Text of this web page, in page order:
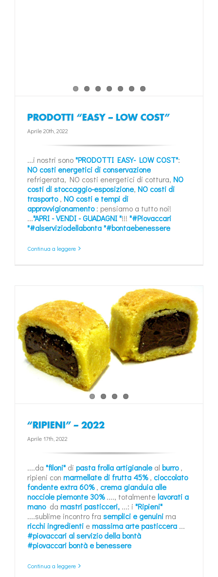
PRODOTTI “EASY – LOW COST”
Aprile 20th, 2022
...i nostri sono"PRODOTTI EASY- LOW COST":
NO costi energetici di conservazione
refrigerata, NO costi energetici di cottura, NO
costi di stoccaggio-esposizione, NO costi di
trasporto, NO costi e tempi di
approvvigionamento: pensiamo a tutto noi!
..."APRI - VENDI - GUADAGNI "!!! "#Piovaccari
"#alserviziodellabonta"#bontaebenessere
Continua a leggere
“RIPIENI” – 2022
Aprile 17th, 2022
....da "filoni" di pasta frolla artigianale al burro,
ripieni con marmellate di frutta 45%, cioccolato
fondente extra 60%, crema gianduia alle
nocciole piemonte 30%...., totalmentelavorati a
manoda mastri pasticceri, ...: i "Ripieni"
....sublime incontro fra semplici e genuini ma
ricchi ingredienti emassima arte pasticcera ...
#piovaccari al servizio della bontà
#piovaccari bontà e benessere
Continua a leggere